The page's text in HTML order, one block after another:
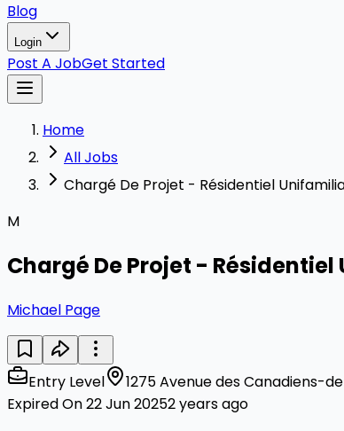
Blog
Login
Post A JobGet Started
Home
All Jobs
Chargé De Projet - Résidentiel
M
Chargé De Projet -
Michael Page
Entry Level
1275 Avenue des Canadiens-
Expired On 22 Jun 20252 years ago